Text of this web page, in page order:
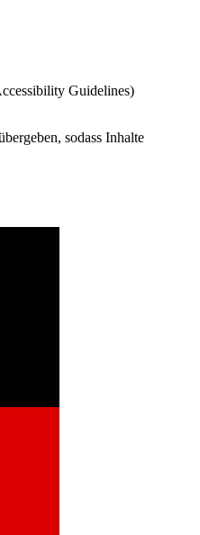
Guidelines)
sodass Inhalte